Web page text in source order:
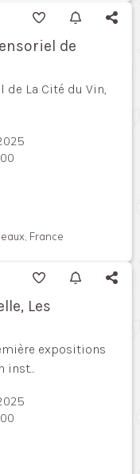
de
de La Cité du Vin,
France
Les
expositions
inst...